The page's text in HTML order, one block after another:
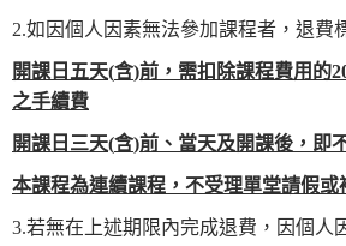
2.如因個人因素無法參加課程者，退費
開課日五天(含)前，需扣除課程費用的
之手續費
開課日三天(含)前、當天及開課後，即
本課程為連續課程，不受理單堂請假或
3.若無在上述期限內完成退費，因個人